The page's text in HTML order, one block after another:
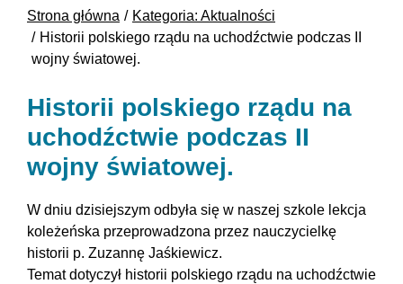
Strona główna
Kategoria: Aktualności
Historii polskiego rządu na uchodźctwie podczas II
wojny światowej.
Historii polskiego rządu na
uchodźctwie podczas II
wojny światowej.
W dniu dzisiejszym odbyła się w naszej szkole lekcja
koleżeńska przeprowadzona przez nauczycielkę
historii p. Zuzannę Jaśkiewicz.
Temat dotyczył historii polskiego rządu na uchodźctwie